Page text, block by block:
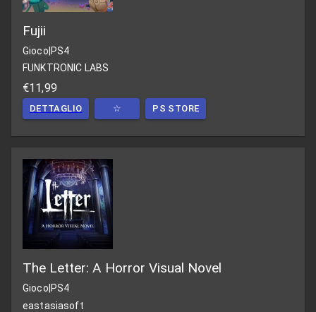
Fujii
Gioco|PS4
FUNKTRONIC LABS
€11,99
DETTAGLIO ☆ PS STORE
The Letter: A Horror Visual Novel
Gioco PS4
eastasiasoft